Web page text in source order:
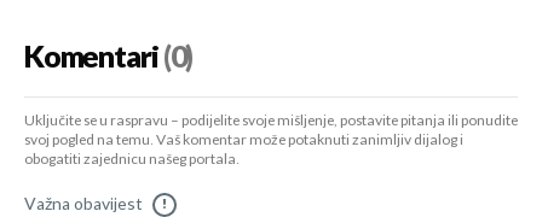
Komentari(0)
Uključite se u raspravu – podijelite svoje mišljenje, postavite pitanja ili ponudite
svoj pogled na temu. Vaš komentar može potaknuti zanimljiv dijalog i
obogatiti zajednicu našeg portala.
Važna obavijest !